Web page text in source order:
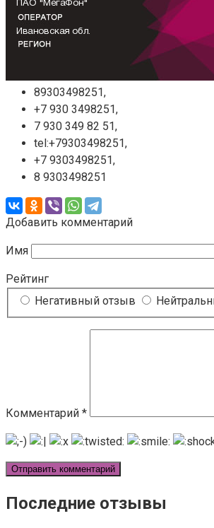
89303498251,
+7 930 3498251,
7 930 349 82 51,
tel:+79303498251,
+7 9303498251,
8 9303498251
Добавить комментарий
Имя
Рейтинг
Негативный отзыв
Комментарий *
Последние отзывы